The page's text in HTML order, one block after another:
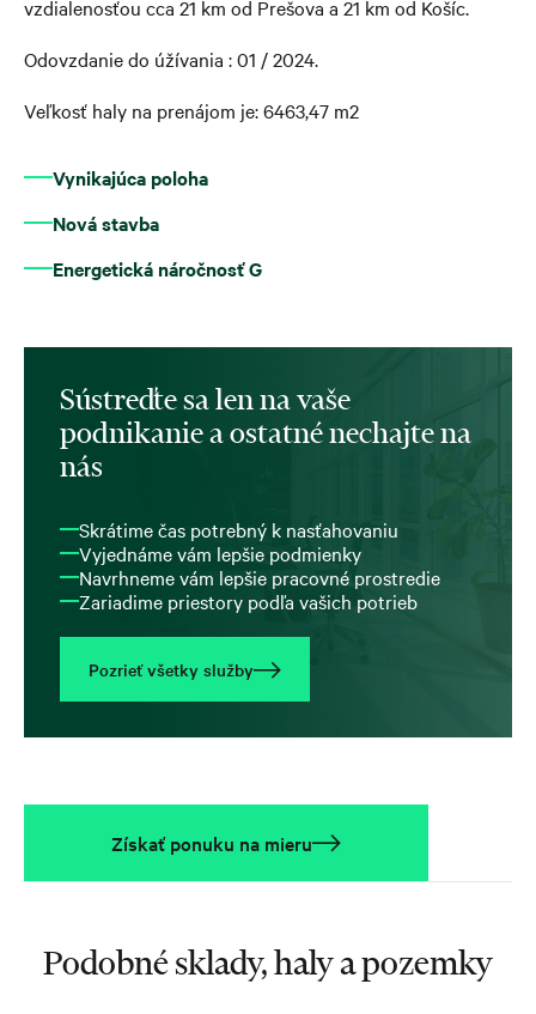
vzdialenosťou cca 21 km od Prešova a 21 km od Košíc.
Odovzdanie do úžívania : 01 / 2024.
Veľkosť haly na prenájom je: 6463,47 m2
Vynikajúca poloha
Nová stavba
Energetická náročnosť G
Sústreďte sa len na vaše
podnikanie a ostatné nechajte na
nás
Skrátime čas potrebný k nasťahovaniu
Vyjednáme vám lepšie podmienky
Navrhneme vám lepšie pracovné prostredie
Zariadime priestory podľa vašich potrieb
Pozrieť všetky služby
Získať ponuku na mieru
Podobné sklady, haly a pozemky